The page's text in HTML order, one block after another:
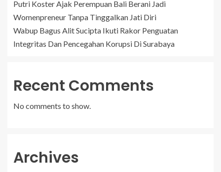
Putri Koster Ajak Perempuan Bali Berani Jadi
Womenpreneur Tanpa Tinggalkan Jati Diri
Wabup Bagus Alit Sucipta Ikuti Rakor Penguatan
Integritas Dan Pencegahan Korupsi Di Surabaya
Recent Comments
No comments to show.
Archives